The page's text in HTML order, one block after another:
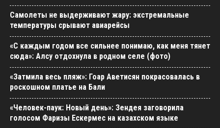
Самолеты не выдерживают жару: экстремальные
температуры срывают авиарейсы
«С каждым годом все сильнее понимаю, как меня тянет
сюда»: Алсу отдохнула в родном селе (фото)
«Затмила весь пляж»: Гоар Аветисян покрасовалась в
роскошном платье на Бали
«Человек-паук: Новый день»: Зендея заговорила
голосом Фаризы Ескермес на казахском языке